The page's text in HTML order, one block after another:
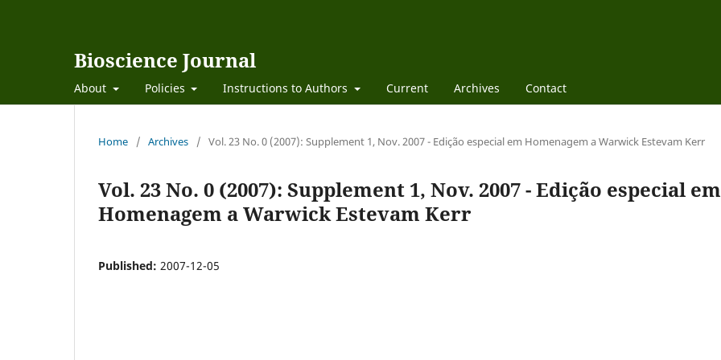
Bioscience Journal
About Policies Instructions to Authors Current Archives Contact
Home / Archives / Vol. 23 No. 0 (2007): Supplement 1, Nov. 2007 - Edição especial em Homenagem a Warwick Estevam Kerr
Vol. 23 No. 0 (2007): Supplement 1, Nov. 2007 - Edição especial em
Homenagem a Warwick Estevam Kerr
Published: 2007-12-05